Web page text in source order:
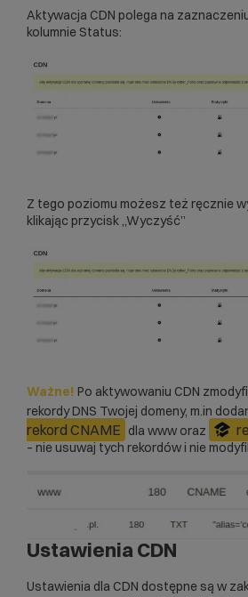
Aktywacja CDN polega na
kolumnie Status:
Z tego poziomu możesz też ręcznie
klikając przycisk „Wyczyść”
Ważne! Po aktywowaniu CDN
rekordy DNS Twojej domeny, m.in
rekord CNAME dla www oraz
– nie usuwaj tych rekordów i nie
Ustawienia CDN
Ustawienia dla CDN dostępne są w